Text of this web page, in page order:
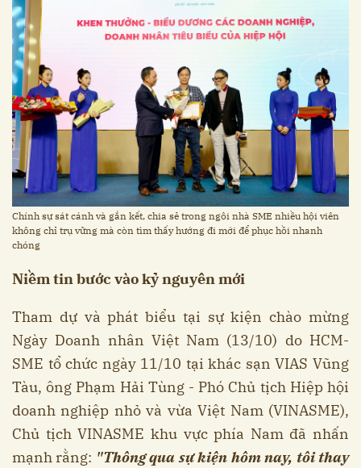
Chính sự sát cánh và gắn kết, chia sẻ trong ngôi nhà SME nhiều hội viên
không chỉ trụ vững mà còn tìm thấy hướng đi mới để phục hồi nhanh
chóng
Niềm tin bước vào kỷ nguyên mới
Tham dự và phát biểu tại sự kiện chào mừng
Ngày Doanh nhân Việt Nam (13/10) do HCM-
SME tổ chức ngày 11/10 tại khác sạn VIAS Vũng
Tàu, ông Phạm Hải Tùng - Phó Chủ tịch Hiệp hội
doanh nghiệp nhỏ và vừa Việt Nam (VINASME),
Chủ tịch VINASME khu vực phía Nam đã nhấn
mạnh rằng: "Thông qua sự kiện hôm nay, tôi thay